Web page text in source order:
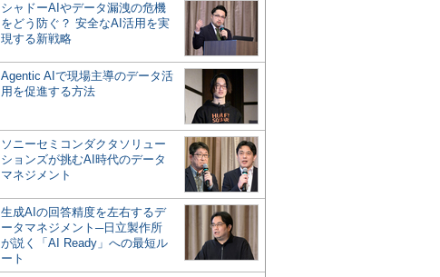
シャドーAIやデータ漏洩の危機
をどう防ぐ？ 安全なAI活用を実
現する新戦略
Agentic AIで現場主導のデータ活
用を促進する方法
ソニーセミコンダクタソリュー
ションズが挑むAI時代のデータ
マネジメント
生成AIの回答精度を左右するデ
ータマネジメント─日立製作所
が説く「AI Ready」への最短ル
ート